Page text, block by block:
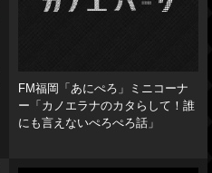
FM福岡「あにぺろ」ミニコーナ
ー「カノエラナのカタらして！誰
にも言えないぺろぺろ話」